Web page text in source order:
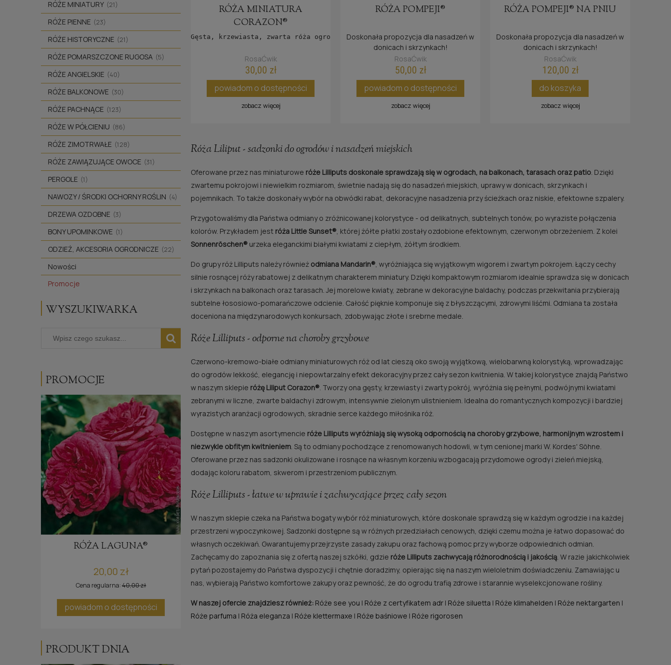
RÓŻE MINIATURY (21)
RÓŻE PIENNE (23)
RÓŻE HISTORYCZNE (21)
RÓŻE POMARSZCZONE RUGOSA (5)
RÓŻE ANGIELSKIE (40)
RÓŻE BALKONOWE (30)
RÓŻE PACHNĄCE (123)
RÓŻE W PÓŁCIENIU (86)
RÓŻE ZIMOTRWAŁE (128)
RÓŻE ZAWIĄZUJĄCE OWOCE (31)
PERGOLE (1)
NAWOZY / ŚRODKI OCHORNY ROŚLIN (4)
DRZEWA OZDOBNE (3)
BONY UPOMINKOWE (1)
ODZIEŻ, AKCESORIA OGRODNICZE (22)
Nowości
Promocje
WYSZUKIWARKA
PROMOCJE
RÓŻA LAGUNA®
20,00 zł
Cena regularna:40,00 zł
powiadom o dostępności
RÓŻA ROSARIUM
UETERSEN®
20,00 zł
Cena regularna:
do koszyka
RÓŻA GRÄFIN ELKE ZU
RANTZAU®
30,00 zł
Cena regularna:
do koszyka
PRODUKT DNIA
RÓŻA MINIATURA
CORAZON®
Gęsta, krzewiasta, zwarta róża ogrodowa o podwójnych kwiatach w gęstych baldachach i zdrowych liściach.
RosaĆwik
30,00 zł
powiadom o dostępności
zobacz więcej
RÓŻA POMPEJI®
Doskonała propozycja dla nasadzeń w
donicach i skrzynkach!
RosaĆwik
50,00 zł
powiadom o dostępności
zobacz więcej
RÓŻA POMPEJI® NA PNIU
Doskonała propozycja dla nasadzeń w
donicach i skrzynkach!
RosaĆwik
120,00 zł
do koszyka
zobacz więcej
Róża Liliput - sadzonki do ogrodów i nasadzeń miejskich
Oferowane przez nas miniaturowe róże Lilliputs doskonale sprawdzają się w ogrodach, na balkonach, tarasach oraz patio. Dzięki
zwartemu pokrojowi i niewielkim rozmiarom, świetnie nadają się do nasadzeń miejskich, uprawy w donicach, skrzynkach i
pojemnikach. To także doskonały wybór na obwódki rabat, dekoracyjne nasadzenia przy ścieżkach oraz niskie, efektowne szpalery.
Przygotowaliśmy dla Państwa odmiany o zróżnicowanej kolorystyce - od delikatnych, subtelnych tonów, po wyraziste połączenia
kolorów. Przykładem jest róża Little Sunset®, której żółte płatki zostały ozdobione efektownym, czerwonym obrzeżeniem. Z kolei
Sonnenröschen® urzeka eleganckimi białymi kwiatami z ciepłym, żółtym środkiem.
Do grupy róż Lilliputs należy również odmiana Mandarin®, wyróżniająca się wyjątkowym wigorem i zwartym pokrojem. Łączy cechy
silnie rosnącej róży rabatowej z delikatnym charakterem miniatury. Dzięki kompaktowym rozmiarom idealnie sprawdza się w donicach
i skrzynkach na balkonach oraz tarasach. Jej morelowe kwiaty, zebrane w dekoracyjne baldachy, podczas przekwitania przybierają
subtelne łososiowo-pomarańczowe odcienie. Całość pięknie komponuje się z błyszczącymi, zdrowymi liśćmi. Odmiana ta została
doceniona na międzynarodowych konkursach, zdobywając złote i srebrne medale.
Róże Lilliputs - odporne na choroby grzybowe
Czerwono-kremowo-białe odmiany miniaturowych róż od lat cieszą oko swoją wyjątkową, wielobarwną kolorystyką, wprowadzając
do ogrodów lekkość, elegancję i niepowtarzalny efekt dekoracyjny przez cały sezon kwitnienia. W takiej kolorystyce znajdą Państwo
w naszym sklepie różę Liliput Corazon® . Tworzy ona gęsty, krzewiasty i zwarty pokrój, wyróżnia się pełnymi, podwójnymi kwiatami
zebranymi w liczne, zwarte baldachy i zdrowym, intensywnie zielonym ulistnieniem. Idealna do romantycznych kompozycji i bardziej
wyrazistych aranżacji ogrodowych, skradnie serce każdego miłośnika róż.
Dostępne w naszym asortymencie róże Lilliputs wyróżniają się wysoką odpornością na choroby grzybowe, harmonijnym wzrostem i
niezwykle obfitym kwitnieniem . Są to odmiany pochodzące z renomowanych hodowli, w tym cenionej marki W. Kordes' Söhne.
Oferowane przez nas sadzonki okulizowane i rosnące na własnym korzeniu wzbogacają przydomowe ogrody i zieleń miejską,
dodając koloru rabatom, skwerom i przestrzeniom publicznym.
Róże Lilliputs - łatwe w uprawie i zachwycające przez cały sezon
W naszym sklepie czeka na Państwa bogaty wybór róż miniaturowych, które doskonale sprawdzą się w każdym ogrodzie i na każdej
przestrzeni wypoczynkowej. Sadzonki dostępne są w różnych przedziałach cenowych, dzięki czemu można je łatwo dopasować do
własnych oczekiwań. Gwarantujemy przejrzyste zasady zakupu oraz fachową pomoc przy wyborze odpowiednich odmian.
Zachęcamy do zapoznania się z ofertą naszej szkółki, gdzie róże Lilliputs zachwycają różnorodnością i jakością . W razie jakichkolwiek
pytań pozostajemy do Państwa dyspozycji i chętnie doradzimy, opierając się na naszym wieloletnim doświadczeniu. Zamawiając u
nas, wybierają Państwo komfortowe zakupy oraz pewność, że do ogrodu trafią zdrowe i starannie wyselekcjonowane rośliny.
W naszej ofercie znajdziesz również: Róże see you | Róże z certyfikatem adr | Róże siluetta | Róże klimahelden | Róże nektargarten |
Róże parfuma | Róża eleganza | Róże klettermaxe | Róże baśniowe | Róże rigorosen